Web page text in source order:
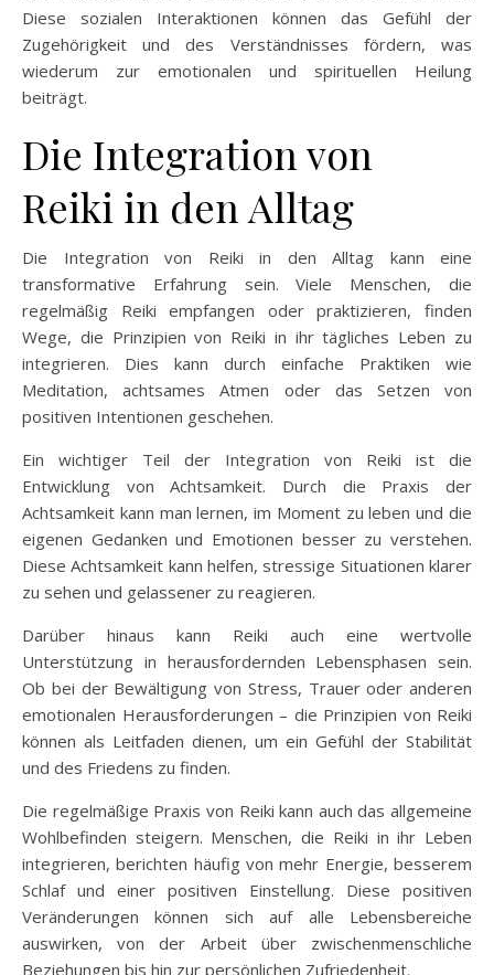
Diese sozialen Interaktionen können das Gefühl der
Zugehörigkeit und des Verständnisses fördern, was
wiederum zur emotionalen und spirituellen Heilung
beiträgt.
Die Integration von
Reiki in den Alltag
Die Integration von Reiki in den Alltag kann eine
transformative Erfahrung sein. Viele Menschen, die
regelmäßig Reiki empfangen oder praktizieren, finden
Wege, die Prinzipien von Reiki in ihr tägliches Leben zu
integrieren. Dies kann durch einfache Praktiken wie
Meditation, achtsames Atmen oder das Setzen von
positiven Intentionen geschehen.
Ein wichtiger Teil der Integration von Reiki ist die
Entwicklung von Achtsamkeit. Durch die Praxis der
Achtsamkeit kann man lernen, im Moment zu leben und die
eigenen Gedanken und Emotionen besser zu verstehen.
Diese Achtsamkeit kann helfen, stressige Situationen klarer
zu sehen und gelassener zu reagieren.
Darüber hinaus kann Reiki auch eine wertvolle
Unterstützung in herausfordernden Lebensphasen sein.
Ob bei der Bewältigung von Stress, Trauer oder anderen
emotionalen Herausforderungen – die Prinzipien von Reiki
können als Leitfaden dienen, um ein Gefühl der Stabilität
und des Friedens zu finden.
Die regelmäßige Praxis von Reiki kann auch das allgemeine
Wohlbefinden steigern. Menschen, die Reiki in ihr Leben
integrieren, berichten häufig von mehr Energie, besserem
Schlaf und einer positiven Einstellung. Diese positiven
Veränderungen können sich auf alle Lebensbereiche
auswirken, von der Arbeit über zwischenmenschliche
Beziehungen bis hin zur persönlichen Zufriedenheit.